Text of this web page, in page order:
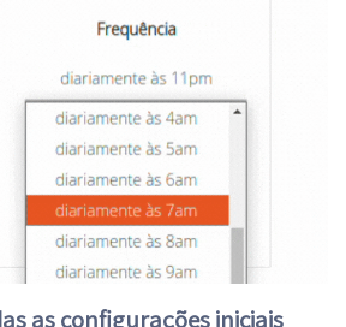
as configurações iniciais